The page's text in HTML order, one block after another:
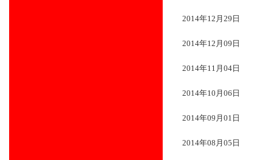
2014年12月29日
2014年12月09日
2014年11月04日
2014年10月06日
2014年09月01日
2014年08月05日